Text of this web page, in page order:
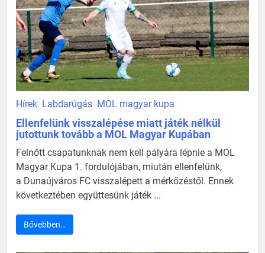
Hírek Labdarúgás MOL magyar kupa
Ellenfelünk visszalépése miatt játék nélkül
jutottunk tovább a MOL Magyar Kupában
Felnőtt csapatunknak nem kell pályára lépnie a MOL
Magyar Kupa 1. fordulójában, miután ellenfelünk,
a Dunaújváros FC visszalépett a mérkőzéstől. Ennek
következtében együttesünk játék ...
Bővebben…